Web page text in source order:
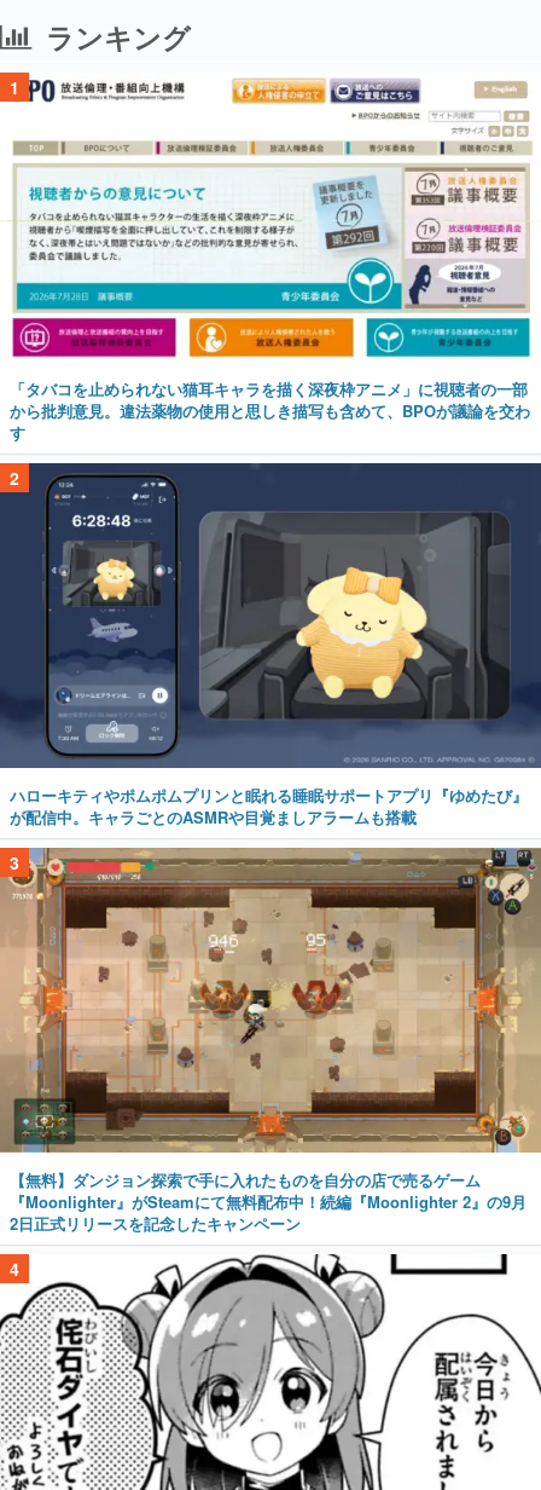
ランキング
1
「タバコを止められない猫耳キャラを描く深夜枠アニメ」に視聴者の一部
から批判意見。違法薬物の使用と思しき描写も含めて、BPOが議論を交わ
す
2
ハローキティやポムポムプリンと眠れる睡眠サポートアプリ『ゆめたび』
が配信中。キャラごとのASMRや目覚ましアラームも搭載
3
【無料】ダンジョン探索で手に入れたものを自分の店で売るゲーム
『Moonlighter』がSteamにて無料配布中！続編『Moonlighter 2』の9月
2日正式リリースを記念したキャンペーン
4